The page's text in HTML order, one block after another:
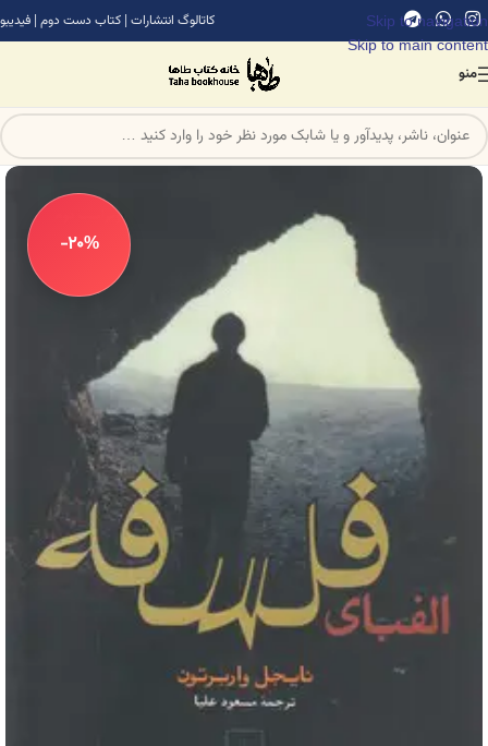
Skip to navigation
Skip to main content
کاتالوگ انتشارات | کتاب دست دوم | فیدیبو
منو
-20%